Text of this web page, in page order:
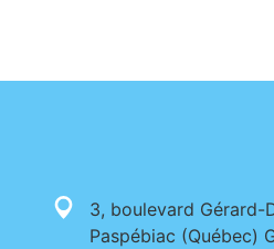
3, boulevard Gérard-
Paspébiac (Québec)